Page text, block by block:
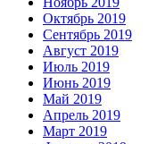
Октябрь 2019
Сентябрь 2019
Август 2019
Июль 2019
Июнь 2019
Май 2019
Апрель 2019
Март 2019